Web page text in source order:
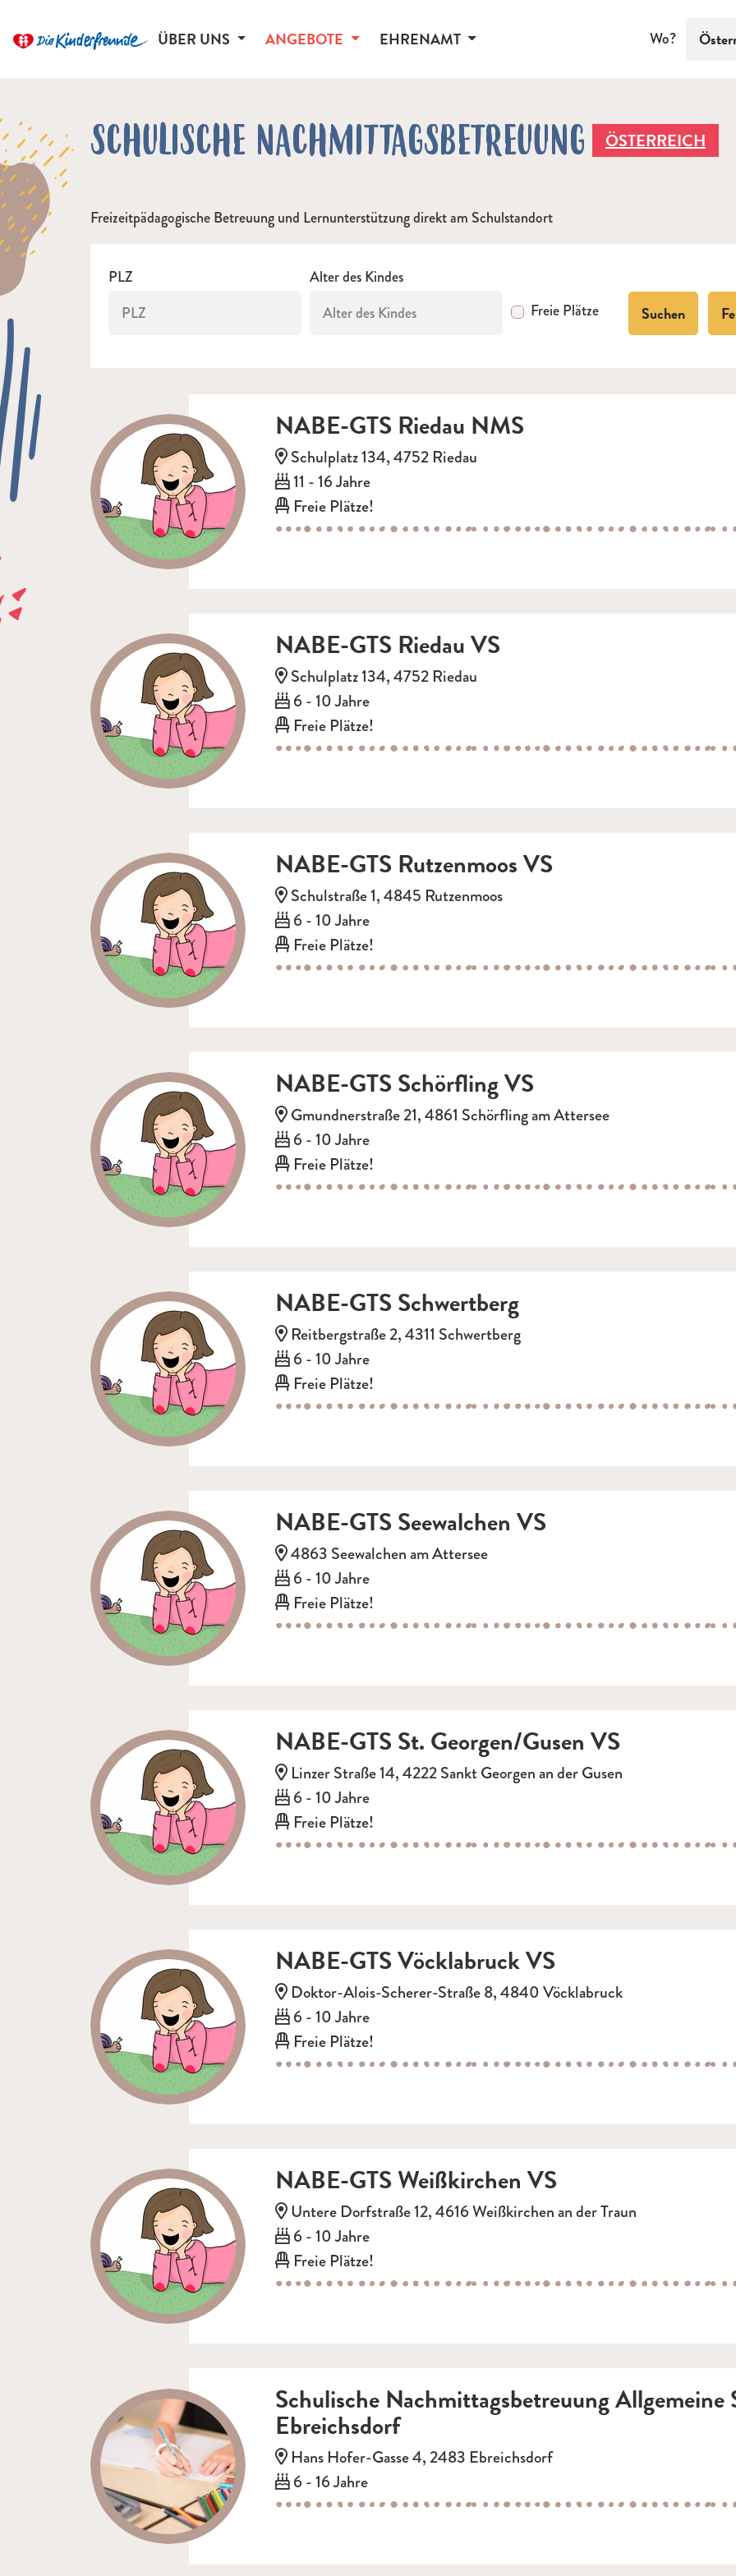
ÜBER UNS ANGEBOTE EHRENAMT Wo?
SCHULISCHE NACHMITTAGSBETREUUNG ÖSTERREICH
Freizeitpädagogische Betreuung und Lernunterstützung direkt am Schulstandort
PLZ
Alter des Kindes
Freie Plätze
Suchen
NABE-GTS Riedau NMS
Adresse:
Schulplatz 134, 4752 Riedau
Alter:
11 - 16 Jahre
Freie Plätze!
NABE-GTS Riedau VS
Adresse:
Schulplatz 134, 4752 Riedau
Alter:
6 - 10 Jahre
Freie Plätze!
NABE-GTS Rutzenmoos VS
Adresse:
Schulstraße 1, 4845 Rutzenmoos
Alter:
6 - 10 Jahre
Freie Plätze!
NABE-GTS Schörfling VS
Adresse:
Gmundnerstraße 21, 4861 Schörfling am Attersee
Alter:
6 - 10 Jahre
Freie Plätze!
NABE-GTS Schwertberg
Adresse:
Reitbergstraße 2, 4311 Schwertberg
Alter:
6 - 10 Jahre
Freie Plätze!
NABE-GTS Seewalchen VS
Adresse:
4863 Seewalchen am Attersee
Alter:
6 - 10 Jahre
Freie Plätze!
NABE-GTS St. Georgen/Gusen VS
Adresse:
Linzer Straße 14, 4222 Sankt Georgen an der Gusen
Alter:
6 - 10 Jahre
Freie Plätze!
NABE-GTS Vöcklabruck VS
Adresse:
Doktor-Alois-Scherer-Straße 8, 4840 Vöcklabruck
Alter:
6 - 10 Jahre
Freie Plätze!
NABE-GTS Weißkirchen VS
Adresse:
Untere Dorfstraße 12, 4616 Weißkirchen an der Traun
Alter:
6 - 10 Jahre
Freie Plätze!
Schulische Nachmittagsbetreuung Allgemeine
Ebreichsdorf
Adresse:
Hans Hofer-Gasse 4, 2483 Ebreichsdorf
Alter:
6 - 16 Jahre